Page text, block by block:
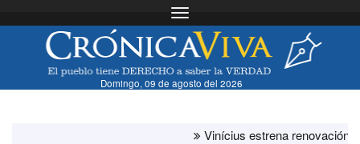
Toggle navigation
Domingo, 09 de agosto del 2026
Vinícius estrena renovación con el